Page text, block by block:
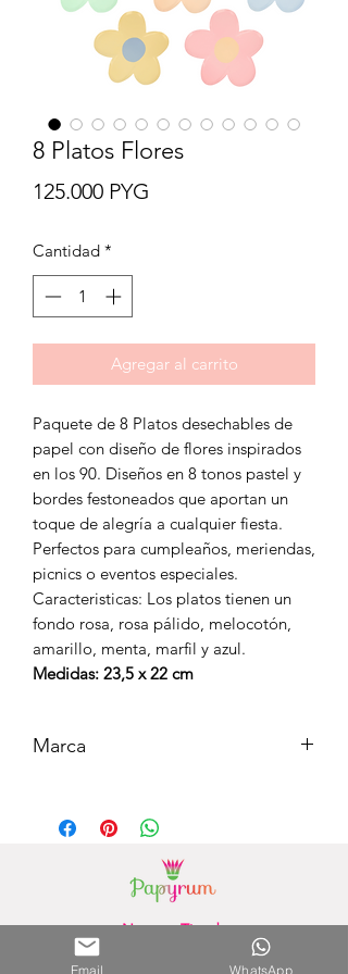
8 Platos Flores
125.000 PYG
Cantidad *
Agregar al carrito
Paquete de 8 Platos desechables de
papel con diseño de flores inspirados
en los 90. Diseños en 8 tonos pastel y
bordes festoneados que aportan un
toque de alegría a cualquier fiesta.
Perfectos para cumpleaños, meriendas,
picnics o eventos especiales.
Caracteristicas: Los platos tienen un
fondo rosa, rosa pálido, melocotón,
amarillo, menta, marfil y azul.
Medidas: 23,5 x 22 cm
Marca
Nuestra Tienda
(Asunción) - Paraguay
Email WhatsApp